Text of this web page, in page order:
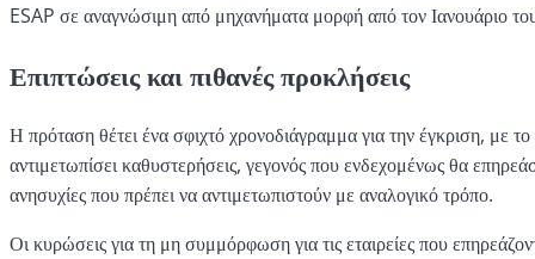
ESAP σε αναγνώσιμη από μηχανήματα μορφή από τον Ιανουάριο
Επιπτώσεις και πιθανές προκλήσεις
Η πρόταση θέτει ένα σφιχτό χρονοδιάγραμμα για την έγκριση, με
αντιμετωπίσει καθυστερήσεις, γεγονός που ενδεχομένως θα
ανησυχίες που πρέπει να αντιμετωπιστούν με αναλογικό τρόπο.
Οι κυρώσεις για τη μη συμμόρφωση για τις εταιρείες που